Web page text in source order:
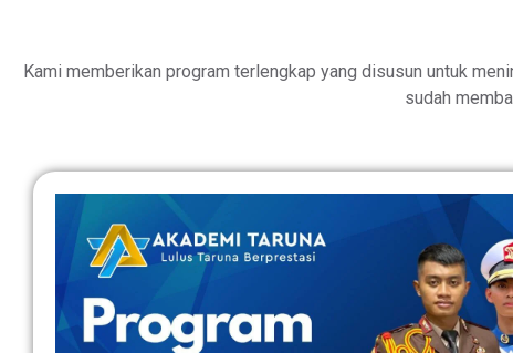
Kami memberikan program terlengkap yang disusun untuk
sudah